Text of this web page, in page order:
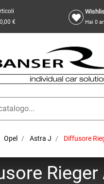
0,00 € Hai 0
Opel Astra J Diffusore